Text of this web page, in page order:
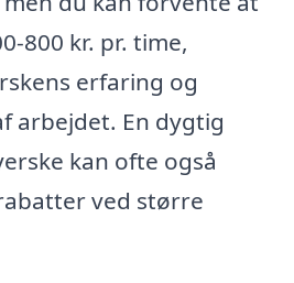
800 kr. pr. time,
erfaring og
arbejdet. En dygtig
kan ofte også
ved større